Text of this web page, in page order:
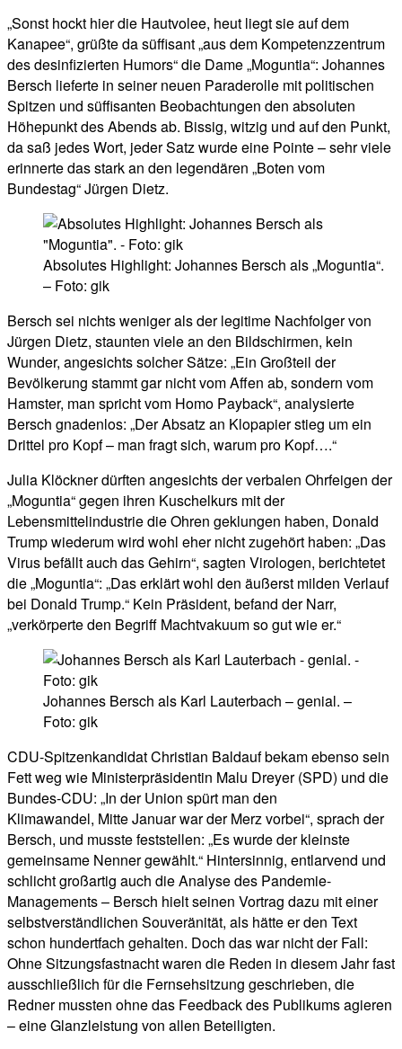
„Sonst hockt hier die Hautvolee, heut liegt sie auf dem
Kanapee“, grüßte da süffisant „aus dem Kompetenzzentrum
des desinfizierten Humors“ die Dame „Moguntia“: Johannes
Bersch lieferte in seiner neuen Paraderolle mit politischen
Spitzen und süffisanten Beobachtungen den absoluten
Höhepunkt des Abends ab. Bissig, witzig und auf den Punkt,
da saß jedes Wort, jeder Satz wurde eine Pointe – sehr viele
erinnerte das stark an den legendären „Boten vom
Bundestag“ Jürgen Dietz.
Absolutes Highlight: Johannes Bersch als „Moguntia“.
– Foto: gik
Bersch sei nichts weniger als der legitime Nachfolger von
Jürgen Dietz, staunten viele an den Bildschirmen, kein
Wunder, angesichts solcher Sätze: „Ein Großteil der
Bevölkerung stammt gar nicht vom Affen ab, sondern vom
Hamster, man spricht vom Homo Payback“, analysierte
Bersch gnadenlos: „Der Absatz an Klopapier stieg um ein
Drittel pro Kopf – man fragt sich, warum pro Kopf….“
Julia Klöckner dürften angesichts der verbalen Ohrfeigen der
„Moguntia“ gegen ihren Kuschelkurs mit der
Lebensmittelindustrie die Ohren geklungen haben, Donald
Trump wiederum wird wohl eher nicht zugehört haben: „Das
Virus befällt auch das Gehirn“, sagten Virologen, berichtetet
die „Moguntia“: „Das erklärt wohl den äußerst milden Verlauf
bei Donald Trump.“ Kein Präsident, befand der Narr,
„verkörperte den Begriff Machtvakuum so gut wie er.“
Johannes Bersch als Karl Lauterbach – genial. –
Foto: gik
CDU-Spitzenkandidat Christian Baldauf bekam ebenso sein
Fett weg wie Ministerpräsidentin Malu Dreyer (SPD) und die
Bundes-CDU: „In der Union spürt man den
Klimawandel, Mitte Januar war der Merz vorbei“, sprach der
Bersch, und musste feststellen: „Es wurde der kleinste
gemeinsame Nenner gewählt.“ Hintersinnig, entlarvend und
schlicht großartig auch die Analyse des Pandemie-
Managements – Bersch hielt seinen Vortrag dazu mit einer
selbstverständlichen Souveränität, als hätte er den Text
schon hundertfach gehalten. Doch das war nicht der Fall:
Ohne Sitzungsfastnacht waren die Reden in diesem Jahr fast
ausschließlich für die Fernsehsitzung geschrieben, die
Redner mussten ohne das Feedback des Publikums agieren
– eine Glanzleistung von allen Beteiligten.